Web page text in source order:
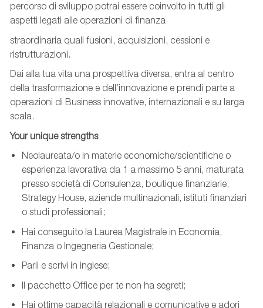
percorso di sviluppo potrai essere coinvolto in tutti gli
aspetti legati alle operazioni di finanza
straordinaria quali fusioni, acquisizioni, cessioni e
ristrutturazioni.
Dai alla tua vita una prospettiva diversa, entra al centro
della trasformazione e dell’innovazione e prendi parte a
operazioni di Business innovative, internazionali e su larga
scala.
Your unique strengths
Neolaureata/o in materie economiche/scientificheo
esperienza lavorativa da 1 a massimo 5 anni, maturata
presso società di Consulenza, boutique finanziarie,
Strategy House, aziende multinazionali, istituti finanziari
o studi professionali;
Hai conseguito la Laurea Magistrale in Economia,
Finanza o Ingegneria Gestionale;
Parli e scrivi in inglese;
Il pacchetto Office per te non ha segreti;
Hai ottime capacità relazionali e comunicative e adori